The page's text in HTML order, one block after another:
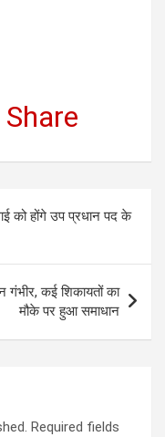
T
e
gr
a
m
Share
को होंगे उप प्रधान पद के
कई शिकायतों का
मौके पर हुआ समाधान
Required fields